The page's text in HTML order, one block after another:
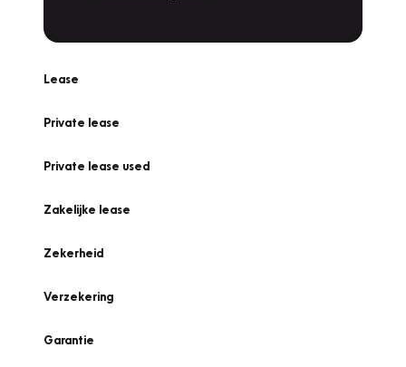
Lease
Private lease
Private lease used
Zakelijke lease
Zekerheid
Verzekering
Garantie